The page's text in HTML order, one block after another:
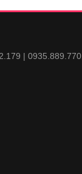
| 0935.889.770